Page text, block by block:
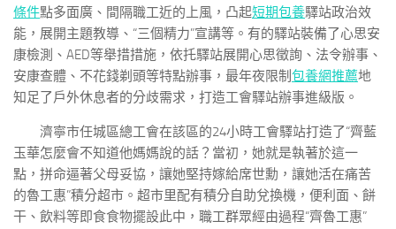
條件點多面廣、間隔職工近的上風，凸起短期包養驛站政治效
能，展開主題教導、“三個精力”宣講等。有的驛站裝備了心思安
康檢測、AED等舉措措施，依托驛站展開心思徵詢、法令辦事、
安康查體、不花錢剃頭等特點辦事，最年夜限制包養網推薦地
知足了戶外休息者的分歧需求，打造工會驛站辦事進級版。
濟寧市任城區總工會在該區的24小時工會驛站打造了“齊藍
玉華怎麼會不知道他媽媽說的話？當初，她就是執著於這一
點，拼命逼著父母妥協，讓她堅持嫁給席世勳，讓她活在痛苦
的魯工惠”積分超市。超市里配有積分自助兌換機，便利面、餅
干、飲料等即食食物擺設此中，職工群眾經由過程“齊魯工惠”